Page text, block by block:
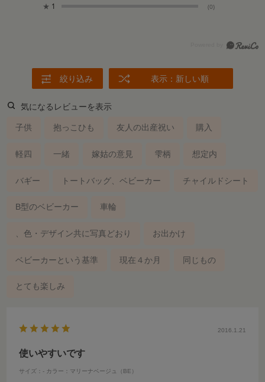
★ 1 (0)
絞り込み 表示：新しい順
気になるレビューを表示
子供 抱っこひも 友人の出産祝い 購入
軽四 一緒 嫁姑の意見 雫柄 想定内
バギー トートバッグ、ベビーカー チャイルドシート
B型のベビーカー 車輪
、色・デザイン共に写真どおり お出かけ
ベビーカーという基準 現在４か月 同じもの
とても楽しみ
2016.1.21
使いやすいです
サイズ：- カラー：マリーナベージュ（BE）